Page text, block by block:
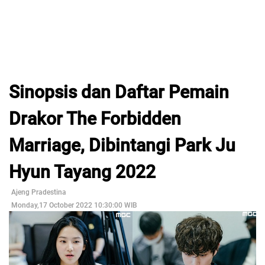
Sinopsis dan Daftar Pemain
Drakor The Forbidden
Marriage, Dibintangi Park Ju
Hyun Tayang 2022
Ajeng Pradestina
Monday,17 October 2022 10:30:00 WIB